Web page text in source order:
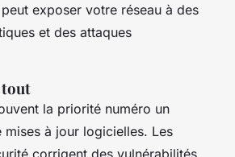
exposer votre réseau à des
et des attaques
tout
la priorité numéro un
mises à jour logicielles. Les
corrigent des vulnérabilités